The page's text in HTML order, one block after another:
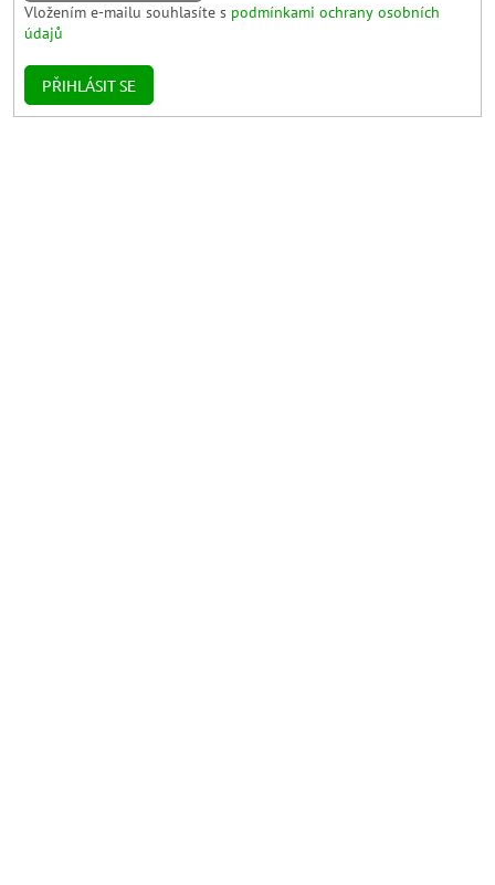
Vložením e-mailu souhlasíte s podmínkami ochrany osobních
údajů
PŘIHLÁSIT SE